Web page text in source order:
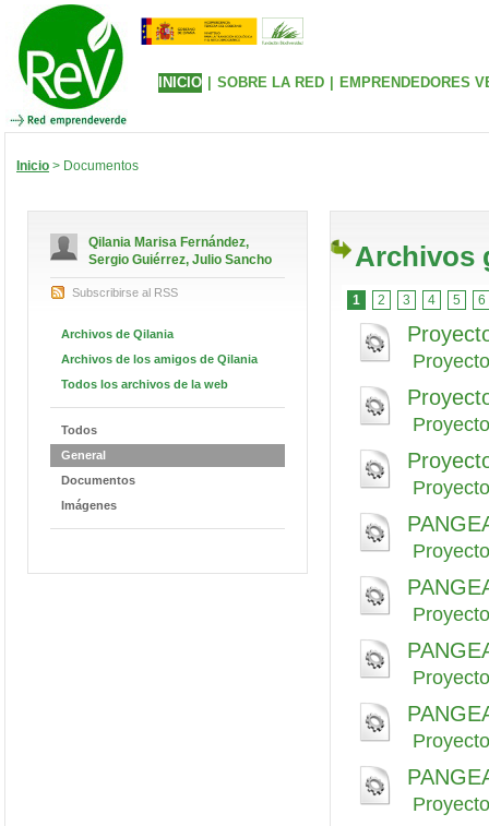
INICIO SOBRE LA RED EMPRENDEDORES
Inicio > Documentos
Qilania Marisa Fernández,
Sergio Guiérrez, Julio Sancho
Subscribirse al RSS
Archivos de Qilania
Archivos de los amigos de Qilania
Todos los archivos de la web
Todos
General
Documentos
Imágenes
Archivos
1 2 3 4 5 6
Proyecto
Proyecto
Proyecto
Proyecto
Proyecto
Proyecto
Proyecto
Proyecto